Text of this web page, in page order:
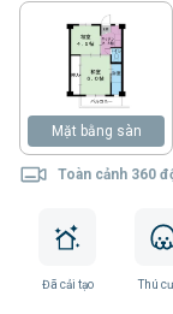
Mặt bằng sàn
Toàn cảnh 360
Đã cải tạo Thú